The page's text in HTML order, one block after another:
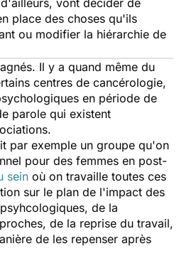
place des choses qu'ils
ou modifier la hiérarchie de
Il y a quand même du
centres de cancérologie,
en période de
parole qui existent
par exemple un groupe qu'on
pour des femmes en post-
sein où on travaille toutes ces
sur le plan de l'impact des
de la
de la reprise du travail,
de les repenser après